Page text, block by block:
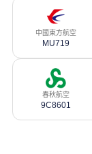
中國東方航空
MU719
春秋航空
9C8601